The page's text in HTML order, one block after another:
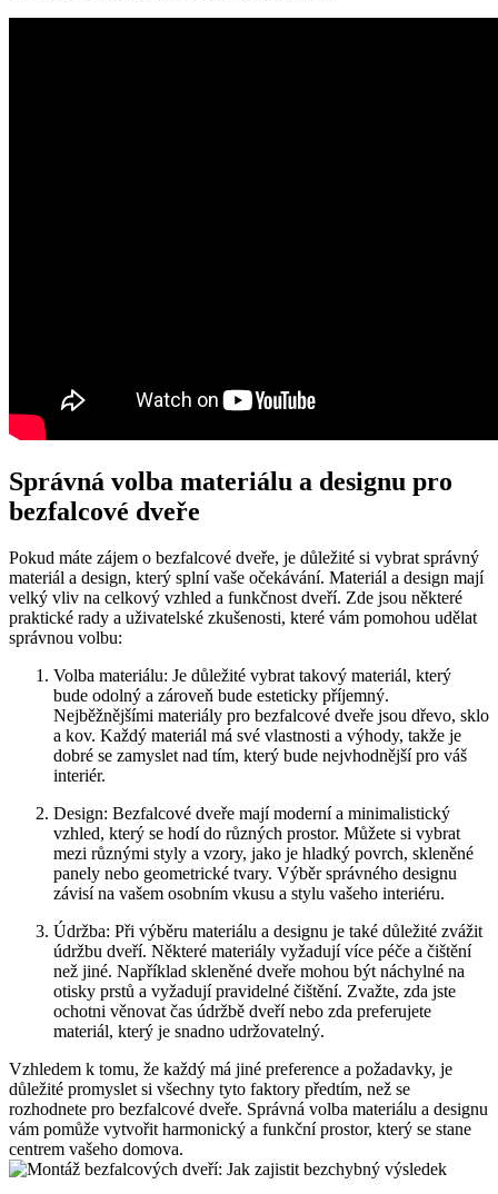
Správná volba materiálu a designu pro
bezfalcové dveře
Pokud máte zájem o bezfalcové dveře, je důležité si vybrat správný
materiál a design, který splní vaše očekávání. Materiál a design mají
velký vliv na celkový vzhled a funkčnost dveří. Zde jsou některé
praktické rady a uživatelské zkušenosti, které vám pomohou udělat
správnou volbu:
Volba materiálu: Je důležité vybrat takový materiál, který
bude odolný a zároveň bude esteticky příjemný.
Nejběžnějšími materiály pro bezfalcové dveře jsou dřevo, sklo
a kov. Každý materiál má své vlastnosti a výhody, takže je
dobré se zamyslet nad tím, který bude nejvhodnější pro váš
interiér.
Design: Bezfalcové dveře mají moderní a minimalistický
vzhled, který se hodí do různých prostor. Můžete si vybrat
mezi různými styly a vzory, jako je hladký povrch, skleněné
panely nebo geometrické tvary. Výběr správného designu
závisí na vašem osobním vkusu a stylu vašeho interiéru.
Údržba: Při výběru materiálu a designu je také důležité zvážit
údržbu dveří. Některé materiály vyžadují více péče a čištění
než jiné. Například skleněné dveře mohou být náchylné na
otisky prstů a vyžadují pravidelné čištění. Zvažte, zda jste
ochotni věnovat čas údržbě dveří nebo zda preferujete
materiál, který je snadno udržovatelný.
Vzhledem k tomu, že každý má jiné preference a požadavky, je
důležité promyslet si všechny tyto faktory předtím, než se
rozhodnete pro bezfalcové dveře. Správná volba materiálu a designu
vám pomůže vytvořit harmonický a funkční prostor, který se stane
centrem vašeho domova.